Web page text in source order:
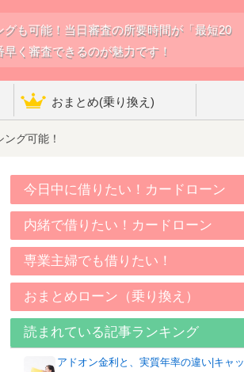
も可能！当日審査の所要時間が「最短20
く審査できるのが魅力です！
おまとめ(乗り換え)
グ可能！
今日中に借りたい！カードローン
内緒で借りたい！カードローン
専業主婦でも借りたい！
おまとめローン（乗り換え）
読まれている記事ランキング
アドオン金利と、実質年率の違い|キャッ